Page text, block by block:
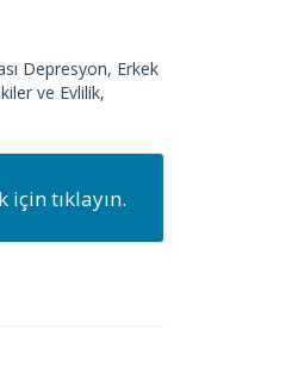
Depresyon, Erkek
ve Evlilik,
için tıklayın.